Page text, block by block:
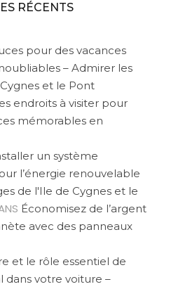
RÉCENTS
pour des vacances
– Admirer les
et le Pont
endroits à visiter pour
mémorables en
un système
l’énergie renouvelable
de l'Ile de Cygnes et le
Économisez de l’argent
avec des panneaux
et le rôle essentiel de
dans votre voiture –